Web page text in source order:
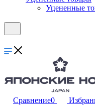
Уцененные
Сравнение0